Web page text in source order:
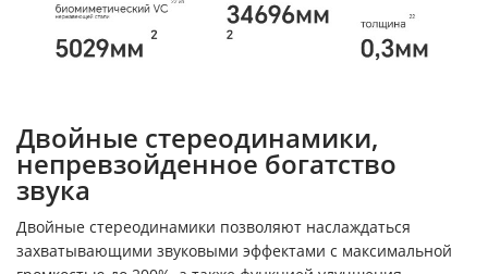
Двойные стереодинамики,
непревзойденное богатство
звука
Двойные стереодинамики позволяют наслаждаться
захватывающими звуковыми эффектами с максимальной